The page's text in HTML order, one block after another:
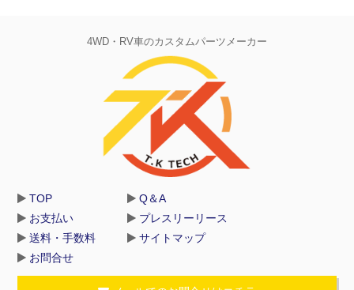
4WD・RV車のカスタムパーツメーカー
TOP
お支払い
送料・手数料
お問合せ
Q＆A
プレスリーリース
サイトマップ